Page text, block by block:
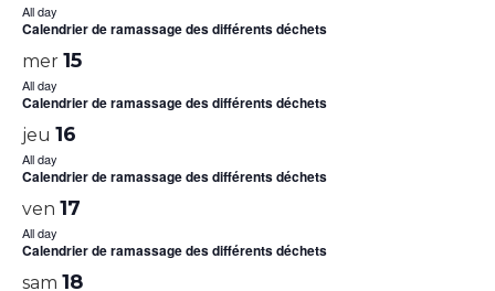
All day
Calendrier de ramassage des différents déchets
mer 15
All day
Calendrier de ramassage des différents déchets
jeu 16
All day
Calendrier de ramassage des différents déchets
ven 17
All day
Calendrier de ramassage des différents déchets
sam 18